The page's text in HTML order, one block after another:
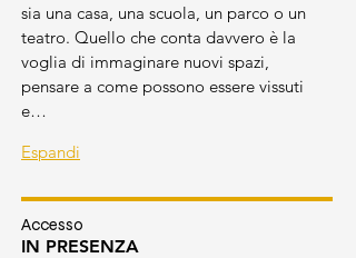
sia una casa, una scuola, un parco o un
teatro. Quello che conta davvero è la
voglia di immaginare nuovi spazi,
pensare a come possono essere vissuti
e…
Espandi
Accesso
IN PRESENZA